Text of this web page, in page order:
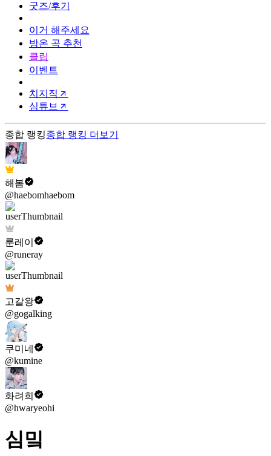
굿즈/후기
이거 해주세요
방온 곡 추천
클립
이벤트
치지직
심튜브
종합 랭킹종합 랭킹 더보기
해봄
@haebomhaebom
룬레이
@runeray
고갈왕
@gogalking
쿠미네
@kumine
화려희
@hwaryeohi
심밐